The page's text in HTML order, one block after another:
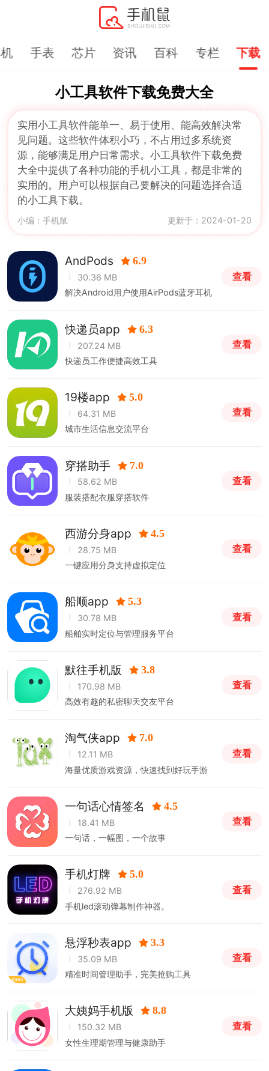
手表 芯片 资讯 百科 专栏 下载
小工具软件下载免费大全
实用小工具软件能单一、易于使用、能高效解决常
见问题。这些软件体积小巧，不占用过多系统资
源，能够满足用户日常需求。小工具软件下载免费
大全中提供了各种功能的手机小工具，都是非常的
实用的。用户可以根据自己要解决的问题选择合适
的小工具下载。
小编：手机鼠 更新于：2024-01-20
AndPods 6.9
30.36 MB
解决Android用户使用AirPods蓝牙耳机
查看
快递员app 6.3
207.24 MB
快递员工作便捷高效工具
查看
19楼app 5.0
64.31 MB
城市生活信息交流平台
查看
穿搭助手 7.0
58.62 MB
服装搭配衣服穿搭软件
查看
西游分身app 4.5
28.75 MB
一键应用分身支持虚拟定位
查看
船顺app 5.3
30.78 MB
船舶实时定位与管理服务平台
查看
默往手机版 3.8
170.98 MB
高效有趣的私密聊天交友平台
查看
淘气侠app 7.0
12.11 MB
海量优质游戏资源，快速找到好玩手游
查看
一句话心情签名 4.5
18.41 MB
一句话，一幅图，一个故事
查看
手机灯牌 5.0
276.92 MB
手机led滚动弹幕制作神器。
查看
悬浮秒表app 3.3
35.09 MB
精准时间管理助手，完美抢购工具
查看
大姨妈手机版 8.8
150.32 MB
女性生理期管理与健康助手
查看